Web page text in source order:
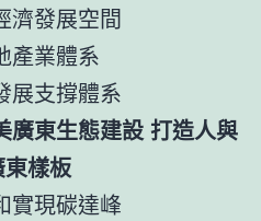
濟發展空間
產業體系
展支撐體系
廣東生態建設 打造人與
樣板
實現碳達峰